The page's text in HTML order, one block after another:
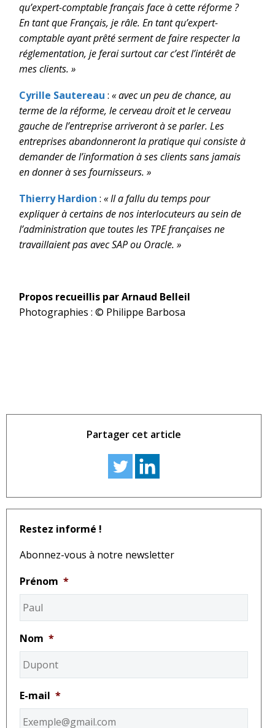
qu’expert-comptable français face à cette réforme ?
En tant que Français, je râle. En tant qu’expert-
comptable ayant prêté serment de faire respecter la
réglementation, je ferai surtout car c’est l’intérêt de
mes clients. »
Cyrille Sautereau : « avec un peu de chance, au
terme de la réforme, le cerveau droit et le cerveau
gauche de l’entreprise arriveront à se parler. Les
entreprises abandonneront la pratique qui consiste à
demander de l’information à ses clients sans jamais
en donner à ses fournisseurs. »
Thierry Hardion : « Il a fallu du temps pour
expliquer à certains de nos interlocuteurs au sein de
l’administration que toutes les TPE françaises ne
travaillaient pas avec SAP ou Oracle. »
Propos recueillis par Arnaud Belleil
Photographies : © Philippe Barbosa
Partager cet article
Restez informé !
Abonnez-vous à notre newsletter
Prénom *
Nom *
E-mail *